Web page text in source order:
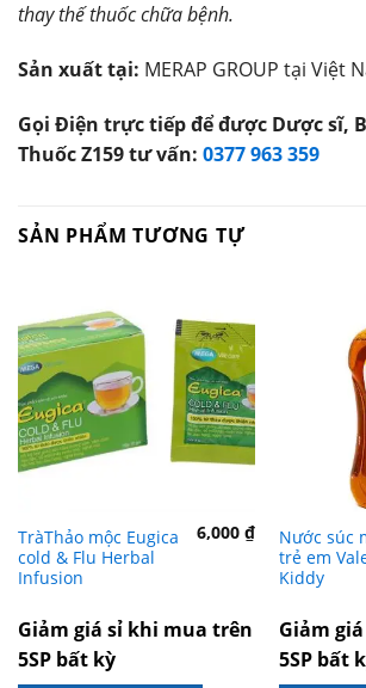
thay thế thuốc chữa bệnh.
Sản xuất tại: MERAP GROUP tại Việt
Gọi Điện trực tiếp để được Dược sĩ,
Thuốc Z159 tư vấn: 0377 963 359
SẢN PHẨM TƯƠNG TỰ
TràThảo mộc Eugica
cold & Flu Herbal
Infusion
6,000₫
Giảm giá sỉ khi mua trên
5SP bất kỳ
Nước súc
trẻ em
Kiddy
Giảm
5SP bất